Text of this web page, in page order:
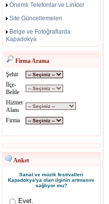
Önemli Telefonlar ve Linkler
Site Güncellemeleri
Belge ve Fotoğraflarda
Kapadokya
Firma Arama
Şehir
İlçe-
Belde
Hizmet
Alanı
Firma
Anket
Sanat ve müzik festivalleri
Kapadokya'ya olan ilginin artmasını
sağlıyor mu?
Evet.